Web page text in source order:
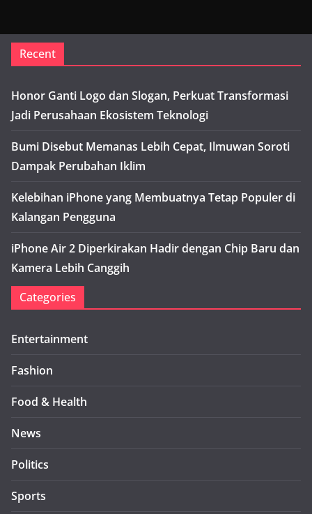
Recent
Honor Ganti Logo dan Slogan, Perkuat Transformasi
Jadi Perusahaan Ekosistem Teknologi
Bumi Disebut Memanas Lebih Cepat, Ilmuwan Soroti
Dampak Perubahan Iklim
Kelebihan iPhone yang Membuatnya Tetap Populer di
Kalangan Pengguna
iPhone Air 2 Diperkirakan Hadir dengan Chip Baru dan
Kamera Lebih Canggih
Categories
Entertainment
Fashion
Food & Health
News
Politics
Sports